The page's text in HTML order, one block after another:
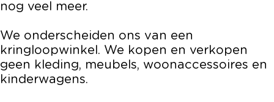
nog veel meer.
We onderscheiden ons van een
kringloopwinkel. We kopen en verkopen
geen kleding, meubels, woonaccessoires en
kinderwagens.